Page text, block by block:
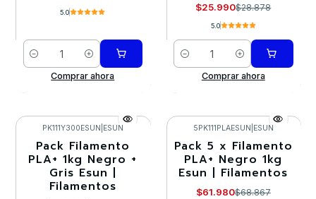
5.0
Cantidad
Comprar ahora
$25.990$28.878
5.0
Cantidad
Comprar ahora
-10%
PK111Y300ESUN ESUN
Pack Filamento
PLA+ 1kg Negro +
Gris Esun |
Filamentos
-10%
Agotado
5PK111PLAESUN ESUN
Pack 5 x Filamento
PLA+ Negro 1kg
Esun | Filamentos
$61.980$68.867